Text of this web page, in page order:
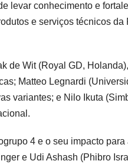
levar conhecimento e
e serviços técnicos da
de Wit (Royal GD,
Matteo Legnardi
variantes; e Nilo Ikuta
4 e o seu impacto
e Udi Ashash (Phibro